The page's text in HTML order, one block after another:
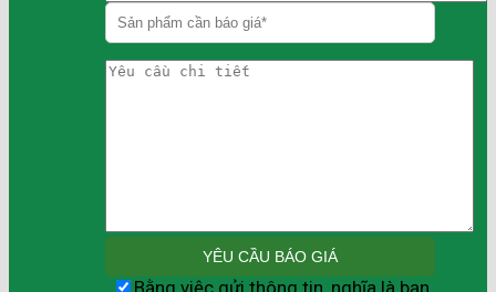
Bằng việc gửi thông tin, nghĩa là bạn